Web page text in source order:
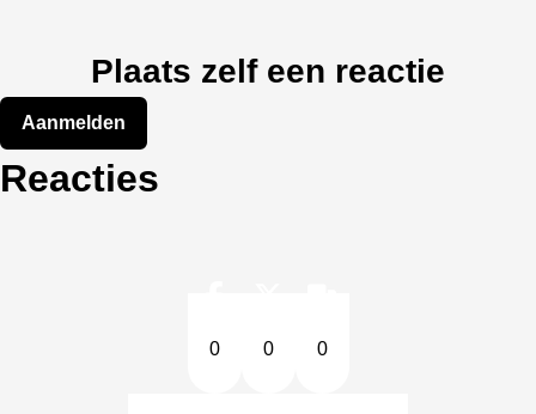
Plaats zelf een reactie
Aanmelden
Reacties
0 0 0